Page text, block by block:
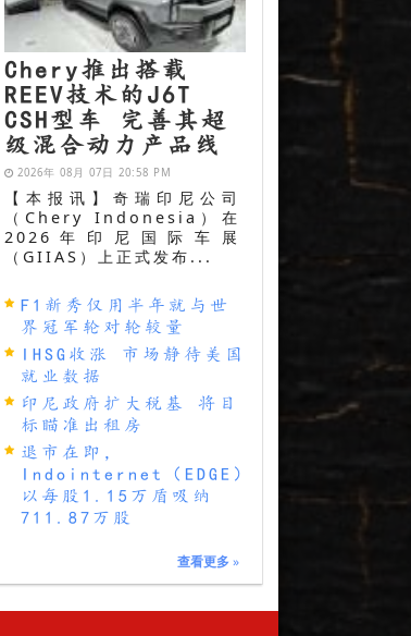
Chery推出搭载
REEV技术的J6T
CSH型车 完善其超
级混合动力产品线
2026年 08月 07日 20:58 PM
【本报讯】奇瑞印尼公司
（Chery Indonesia）在
2026年印尼国际车展
（GIIAS）上正式发布...
F1新秀仅用半年就与世
界冠军轮对轮较量
IHSG收涨 市场静待美国
就业数据
印尼政府扩大税基 将目
标瞄准出租房
退市在即，
Indointernet（EDGE）
以每股1.15万盾吸纳
711.87万股
查看更多 »